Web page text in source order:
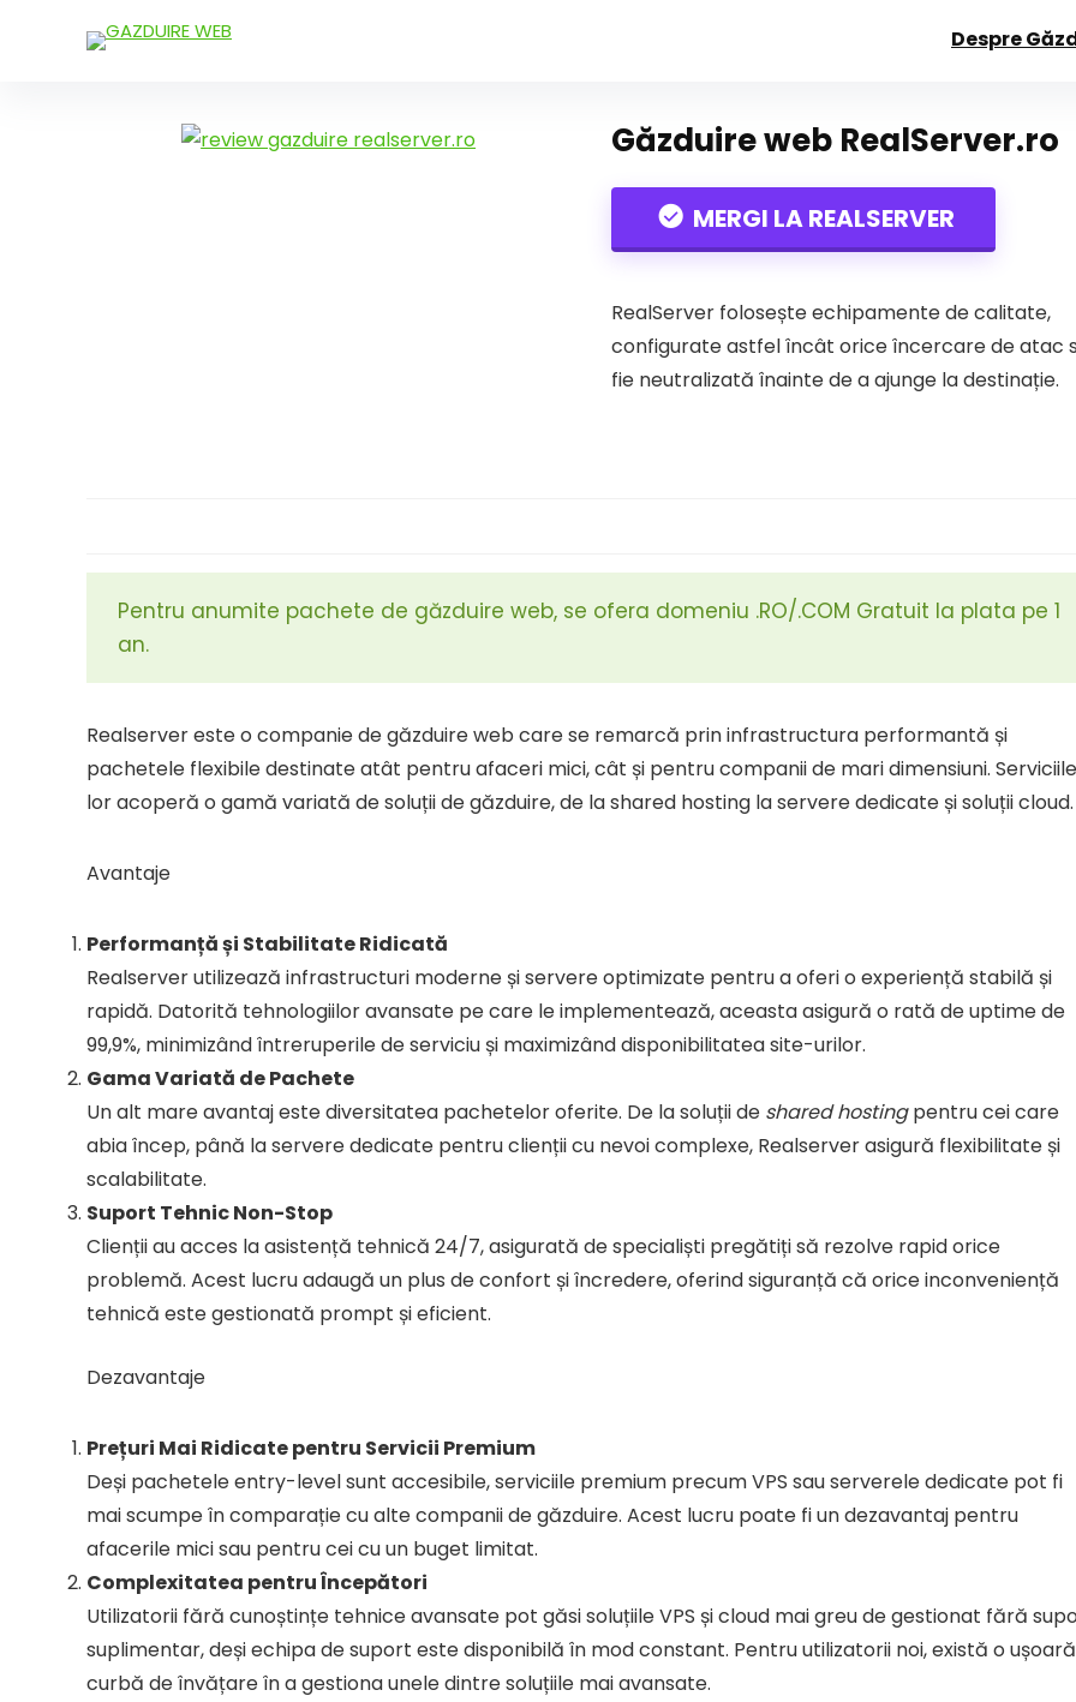
Despre
Găzduire web RealServer.ro
MERGI LA REALSERVER
RealServer folosește echipamente de calitate,
configurate astfel încât orice încercare de atac
fie neutralizată înainte de a ajunge la destinație.
Pentru anumite pachete de găzduire web, se ofera domeniu .RO/.COM Gratuit la plata pe 1
an.
Realserver este o companie de găzduire web care se remarcă prin infrastructura performantă și
pachetele flexibile destinate atât pentru afaceri mici, cât și pentru companii de mari dimensiuni. Serviciile
lor acoperă o gamă variată de soluții de găzduire, de la shared hosting la servere dedicate și soluții cloud.
Avantaje
Performanță și Stabilitate Ridicată
Realserver utilizează infrastructuri moderne și servere optimizate pentru a oferi o experiență stabilă și
rapidă. Datorită tehnologiilor avansate pe care le implementează, aceasta asigură o rată de uptime de
99,9%, minimizând întreruperile de serviciu și maximizând disponibilitatea site-urilor.
Gama Variată de Pachete
Un alt mare avantaj este diversitatea pachetelor oferite. De la soluții de shared hostingpentru cei care
abia încep, până la servere dedicate pentru clienții cu nevoi complexe, Realserver asigură flexibilitate și
scalabilitate.
Suport Tehnic Non-Stop
Clienții au acces la asistență tehnică 24/7, asigurată de specialiști pregătiți să rezolve rapid orice
problemă. Acest lucru adaugă un plus de confort și încredere, oferind siguranță că orice inconveniență
tehnică este gestionată prompt și eficient.
Dezavantaje
Prețuri Mai Ridicate pentru Servicii Premium
Deși pachetele entry-level sunt accesibile, serviciile premium precum VPS sau serverele dedicate pot fi
mai scumpe în comparație cu alte companii de găzduire. Acest lucru poate fi un dezavantaj pentru
afacerile mici sau pentru cei cu un buget limitat.
Complexitatea pentru Începători
Utilizatorii fără cunoștințe tehnice avansate pot găsi soluțiile VPS și cloud mai greu de gestionat fără
suplimentar, deși echipa de suport este disponibilă în mod constant. Pentru utilizatorii noi, există o ușoară
curbă de învățare în a gestiona unele dintre soluțiile mai avansate.